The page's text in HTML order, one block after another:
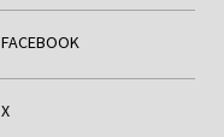
FACEBOOK
X